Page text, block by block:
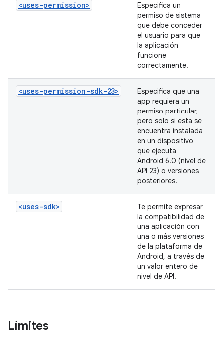
<uses-permission>
Especifica un
permiso de sistema
que debe conceder
el usuario para que
la aplicación
funcione
correctamente.
<uses-permission-sdk-23>
Especifica que una
app requiera un
permiso particular,
pero solo si esta se
encuentra instalada
en un dispositivo
que ejecuta
Android 6.0 (nivel de
API 23) o versiones
posteriores.
<uses-sdk>
Te permite expresar
la compatibilidad de
una aplicación con
una o más versiones
de la plataforma de
Android, a través de
un valor entero de
nivel de API.
Límites